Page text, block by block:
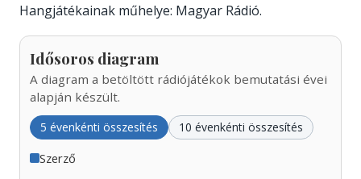
Hangjátékainak műhelye: Magyar Rádió.
Idősoros diagram
A diagram a betöltött rádiójátékok bemutatási évei
alapján készült.
5 évenkénti összesítés 10 évenkénti összesítés
Szerző